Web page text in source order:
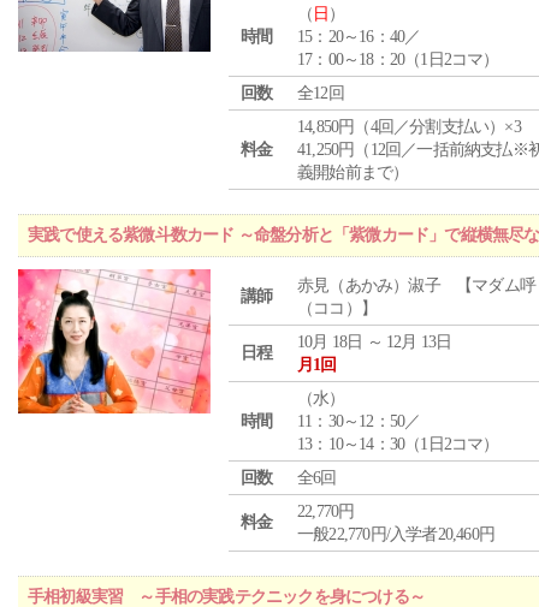
時間
（ 日 ）
15：20～16：40／
17：00～18：20（1日2コマ）
回数
全12回
料金
14,850円（4回／分割支払い）×3
41,250円（12回／一括前納支払※
義開始前まで）
実践で使える紫微斗数カード ～命盤分析と「紫微カード」で縦横無尽
講師
赤見（あかみ）淑子 【マダム呼
（ココ）】
日程
10月 18日 ～ 12月 13日
月1回
時間
（水）
11：30～12：50／
13：10～14：30（1日2コマ）
回数
全6回
料金
22,770円
一般22,770円/入学者20,460円
手相初級実習 ～手相の実践テクニックを身につける～